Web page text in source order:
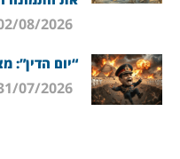
“יום הדין”: